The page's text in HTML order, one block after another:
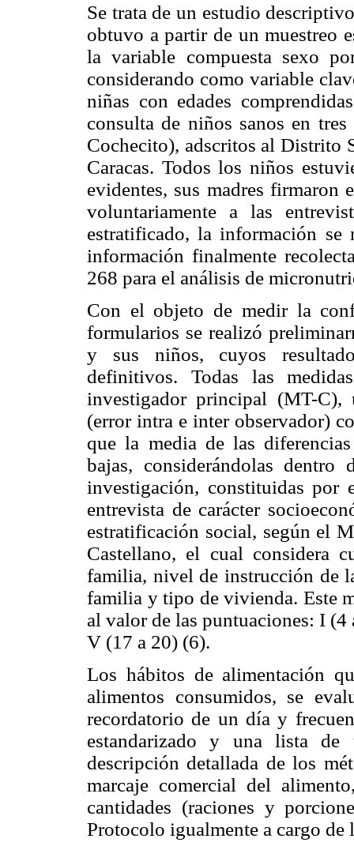
Se trata de un estudio
obtuvo a partir de un muestreo
la variable compuesta sexo
considerando como variable
niñas con edades
consulta de niños sanos en
Cochecito), adscritos al Distrito
Caracas. Todos los niños
evidentes, sus madres firmaron
voluntariamente a las
estratificado, la información
información finalmente
268 para el análisis de
Con el objeto de medir la
formularios se realizó
y sus niños, cuyos
definitivos. Todas las
investigador principal (MT-
(error intra e inter observador)
que la media de las
bajas, considerándolas
investigación, constituidas por
entrevista de carácter
estratificación social, según el
Castellano, el cual considera
familia, nivel de instrucción de
familia y tipo de vivienda. Este
al valor de las puntuaciones: I
V (17 a 20) (6).
Los hábitos de alimentación
alimentos consumidos, se
recordatorio de un día y
estandarizado y una lista
descripción detallada de los
marcaje comercial del
cantidades (raciones y
Protocolo igualmente a cargo